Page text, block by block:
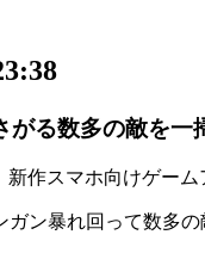
る数多の敵を一
新作スマホ向けゲーム
ガン暴れ回って数多の